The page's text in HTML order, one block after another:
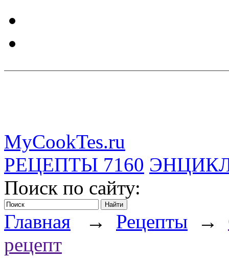
MyCookTes.ru
РЕЦЕПТЫ 7160
Поиск по сайту:
Главная → Рецепты →
рецепт